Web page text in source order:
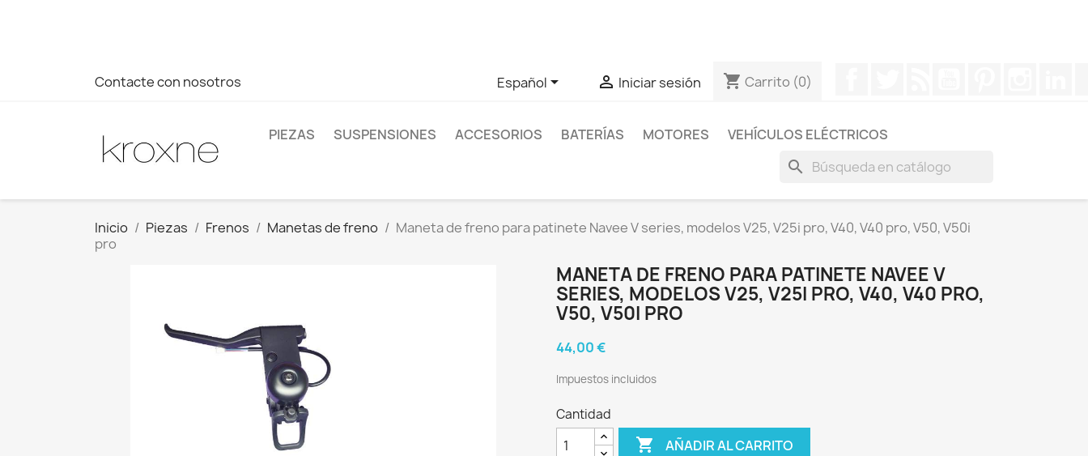
Contacte con nosotros Español  Iniciar sesión shopping_cart Carrito (0)
PIEZAS SUSPENSIONES ACCESORIOS BATERÍAS MOTORES VEHÍCULOS ELÉCTRICOS
search
Inicio Piezas Frenos Manetas de freno
Maneta de freno para patinete Navee V series, modelos V25, V25i pro, V40, V40 pro, V50, V50i
pro
MANETA DE FRENO PARA PATINETE NAVEE V
SERIES, MODELOS V25, V25I PRO, V40, V40 PRO,
V50, V50I PRO
44,00 €
Impuestos incluidos
Cantidad
 AÑADIR AL CARRITO